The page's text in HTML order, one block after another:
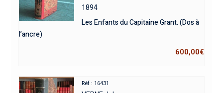
1894
Les Enfants du Capitaine Grant. (Dos à
l’ancre)
600,00€
Réf : 16431